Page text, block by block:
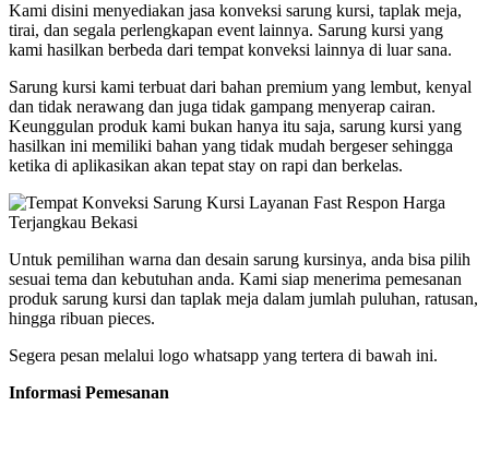
Kami disini menyediakan jasa konveksi sarung kursi, taplak meja,
tirai, dan segala perlengkapan event lainnya. Sarung kursi yang
kami hasilkan berbeda dari tempat konveksi lainnya di luar sana.
Sarung kursi kami terbuat dari bahan premium yang lembut, kenyal
dan tidak nerawang dan juga tidak gampang menyerap cairan.
Keunggulan produk kami bukan hanya itu saja, sarung kursi yang
hasilkan ini memiliki bahan yang tidak mudah bergeser sehingga
ketika di aplikasikan akan tepat stay on rapi dan berkelas.
Untuk pemilihan warna dan desain sarung kursinya, anda bisa pilih
sesuai tema dan kebutuhan anda. Kami siap menerima pemesanan
produk sarung kursi dan taplak meja dalam jumlah puluhan, ratusan,
hingga ribuan pieces.
Segera pesan melalui logo whatsapp yang tertera di bawah ini.
Informasi Pemesanan